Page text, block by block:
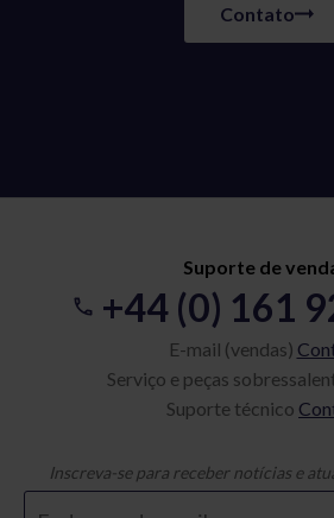
Contato
Suporte de
+44 (0) 161
E-mail (vendas)
Serviço e peças
Suporte técnico
Inscreva-se para receber notícias e